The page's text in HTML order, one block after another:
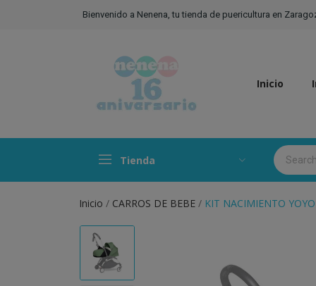
Bienvenido a Nenena, tu tienda de puericultura en
Inicio
Tienda
Inicio CARROS DE BEBE KIT NACIMIENTO